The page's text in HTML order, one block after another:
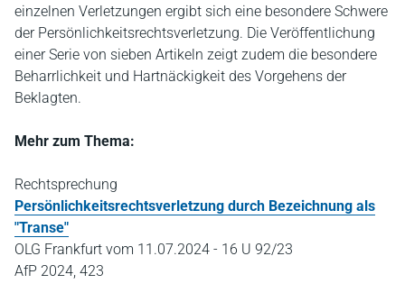
einzelnen Verletzungen ergibt sich eine besondere Schwere
der Persönlichkeitsrechtsverletzung. Die Veröffentlichung
einer Serie von sieben Artikeln zeigt zudem die besondere
Beharrlichkeit und Hartnäckigkeit des Vorgehens der
Beklagten.
Mehr zum Thema:
Rechtsprechung
Persönlichkeitsrechtsverletzung durch Bezeichnung als
"Transe"
OLG Frankfurt vom 11.07.2024 - 16 U 92/23
AfP 2024, 423